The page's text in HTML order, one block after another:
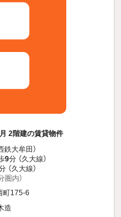
2階建の賃貸物件
鉄大牟田）
9分 （久大線）
（久大線）
圏内）
町175-6
造